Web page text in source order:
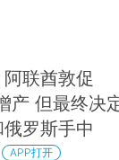
阿联酋敦促
产 但最终决
罗斯手中
APP打开